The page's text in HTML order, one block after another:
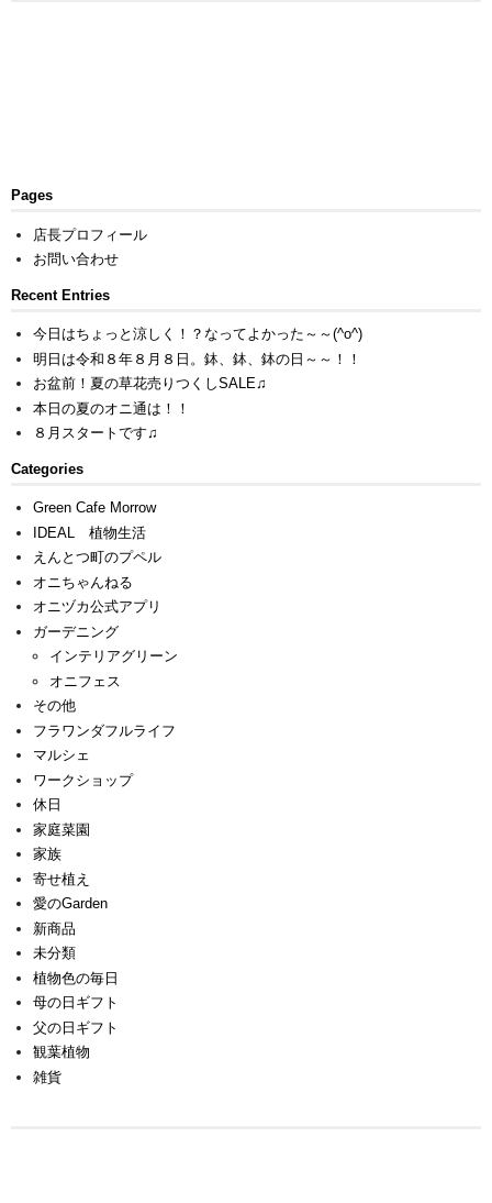
Pages
店長プロフィール
お問い合わせ
Recent Entries
今日はちょっと涼しく！？なってよかった～～(^o^)
明日は令和８年８月８日。鉢、鉢、鉢の日～～！！
お盆前！夏の草花売りつくしSALE♫
本日の夏のオニ通は！！
８月スタートです♫
Categories
Green Cafe Morrow
IDEAL 植物生活
えんとつ町のプペル
オニちゃんねる
オニヅカ公式アプリ
ガーデニング
インテリアグリーン
オニフェス
その他
フラワンダフルライフ
マルシェ
ワークショップ
休日
家庭菜園
家族
寄せ植え
愛のGarden
新商品
未分類
植物色の毎日
母の日ギフト
父の日ギフト
観葉植物
雑貨